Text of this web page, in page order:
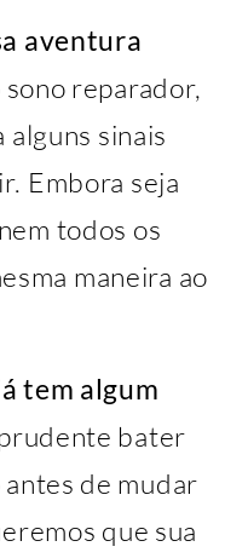
aventura
reparador,
alguns sinais
Embora seja
todos os
maneira ao
tem algum
bater
antes de mudar
que sua